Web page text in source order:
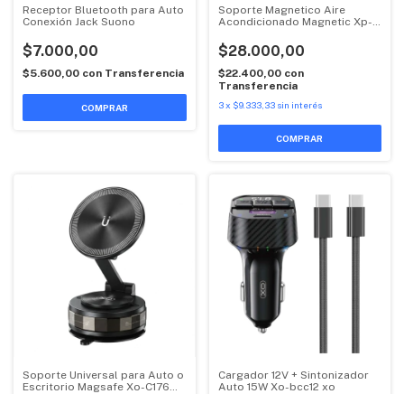
Receptor Bluetooth para Auto
Conexión Jack Suono
$7.000,00
$5.600,00 con Transferencia
Soporte Magnetico Aire
Acondicionado Magnetic Xp-
$28.000,00
$22.400,00 con
Transferencia
3 x $9.333,33 sin interés
Soporte Universal para Auto o
Escritorio Magsafe Xo-C176
Cargador 12V + Sintonizador
Auto 15W Xo-bcc12 xo